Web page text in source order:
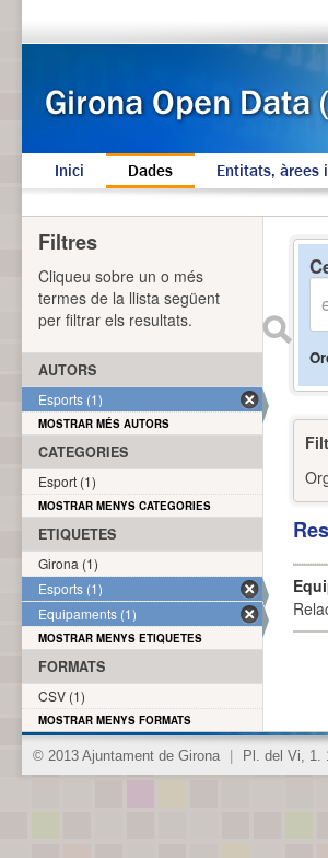
Inici Dades Entitats, àrees
Filtres
Cliqueu sobre un o més
termes de la llista següent
per filtrar els resultats.
AUTORS
Esports (1)
MOSTRAR MÉS AUTORS
CATEGORIES
Esport (1)
MOSTRAR MENYS CATEGORIES
ETIQUETES
Girona (1)
Esports (1)
Equipaments (1)
MOSTRAR MENYS ETIQUETES
FORMATS
CSV (1)
MOSTRAR MENYS FORMATS
© 2013 Ajuntament de Girona Pl. del Vi, 1.